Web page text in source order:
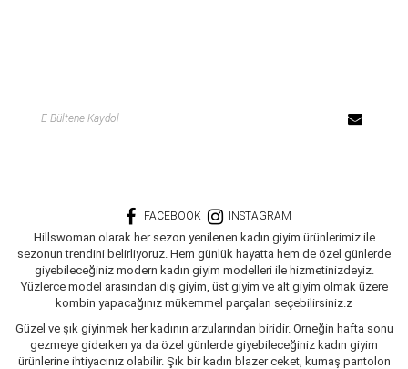
FACEBOOK INSTAGRAM
Hillswoman olarak her sezon yenilenen kadın giyim ürünlerimiz ile
sezonun trendini belirliyoruz. Hem günlük hayatta hem de özel günlerde
giyebileceğiniz modern kadın giyim modelleri ile hizmetinizdeyiz.
Yüzlerce model arasından dış giyim, üst giyim ve alt giyim olmak üzere
kombin yapacağınız mükemmel parçaları seçebilirsiniz.z
Güzel ve şık giyinmek her kadının arzularından biridir. Örneğin hafta sonu
gezmeye giderken ya da özel günlerde giyebileceğiniz kadın giyim
ürünlerine ihtiyacınız olabilir. Şık bir kadın blazer ceket, kumaş pantolon